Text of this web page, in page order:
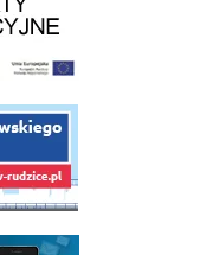
kolejowej Krakow Rudzice
Gmina Wieliczka w aplikacji Blisko